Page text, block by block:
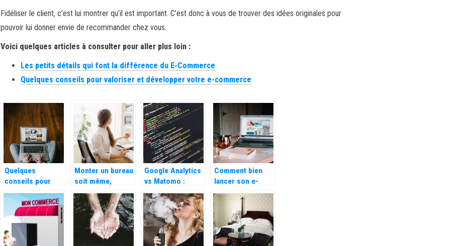
Fidéliser le client, c’est lui montrer qu’il est important. C’est donc à vous de trouver des idées originales pour
pouvoir lui donner envie de recommander chez vous.
Voici quelques articles à consulter pour aller plus loin :
Les petits détails qui font la différence du E-Commerce
Quelques conseils pour valoriser et développer votre e-commerce
Quelques
conseils pour
valoriser et
développer votre
e-commerce
Monter un bureau
soit même,
comment réussir
?
Google Analytics
vs Matomo :
lequel choisir
Comment bien
lancer son e-
commerce